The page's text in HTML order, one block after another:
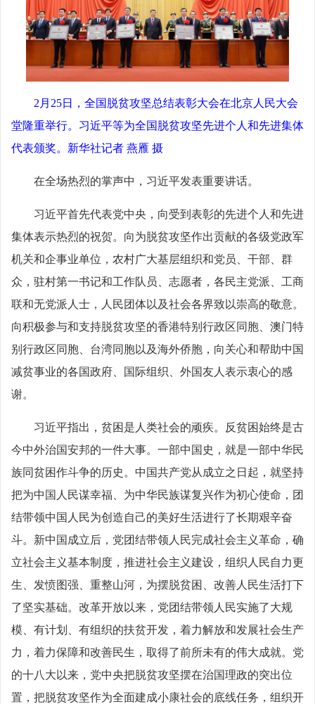
2月25日，全国脱贫攻坚总结表彰大会在北京人民大会
堂隆重举行。习近平等为全国脱贫攻坚先进个人和先进集体
代表颁奖。新华社记者 燕雁 摄
在全场热烈的掌声中，习近平发表重要讲话。
习近平首先代表党中央，向受到表彰的先进个人和先进
集体表示热烈的祝贺。向为脱贫攻坚作出贡献的各级党政军
机关和企事业单位，农村广大基层组织和党员、干部、群
众，驻村第一书记和工作队员、志愿者，各民主党派、工商
联和无党派人士，人民团体以及社会各界致以崇高的敬意。
向积极参与和支持脱贫攻坚的香港特别行政区同胞、澳门特
别行政区同胞、台湾同胞以及海外侨胞，向关心和帮助中国
减贫事业的各国政府、国际组织、外国友人表示衷心的感
谢。
习近平指出，贫困是人类社会的顽疾。反贫困始终是古
今中外治国安邦的一件大事。一部中国史，就是一部中华民
族同贫困作斗争的历史。中国共产党从成立之日起，就坚持
把为中国人民谋幸福、为中华民族谋复兴作为初心使命，团
结带领中国人民为创造自己的美好生活进行了长期艰辛奋
斗。新中国成立后，党团结带领人民完成社会主义革命，确
立社会主义基本制度，推进社会主义建设，组织人民自力更
生、发愤图强、重整山河，为摆脱贫困、改善人民生活打下
了坚实基础。改革开放以来，党团结带领人民实施了大规
模、有计划、有组织的扶贫开发，着力解放和发展社会生产
力，着力保障和改善民生，取得了前所未有的伟大成就。党
的十八大以来，党中央把脱贫攻坚摆在治国理政的突出位
置，把脱贫攻坚作为全面建成小康社会的底线任务，组织开